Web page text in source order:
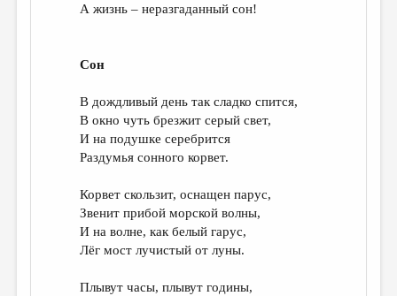
А жизнь – неразгаданный сон!
Сон
В дождливый день так сладко спится,
В окно чуть брезжит серый свет,
И на подушке серебрится
Раздумья сонного корвет.
Корвет скользит, оснащен парус,
Звенит прибой морской волны,
И на волне, как белый гарус,
Лёг мост лучистый от луны.
Плывут часы, плывут годины,